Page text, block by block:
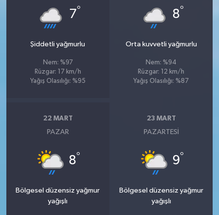
7°
Şiddetli yağmurlu
Nem: %97
Rüzgar: 17 km/h
Yağış Olasılığı: %95
8°
Orta kuvvetli yağmurlu
Nem: %94
Rüzgar: 12 km/h
Yağış Olasılığı: %87
22 MART
PAZAR
8°
Bölgesel düzensiz yağmur
yağışlı
23 MART
PAZARTESI
9°
Bölgesel düzensiz yağmur
yağışlı